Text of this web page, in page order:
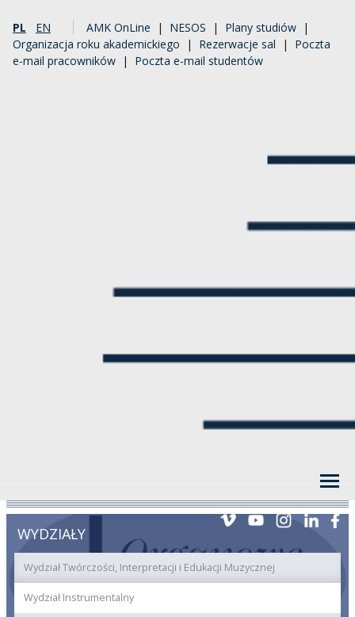
PL EN AMK OnLine | NESOS | Plany studiów |
Organizacja roku akademickiego | Rezerwacje sal | Poczta
e-mail pracowników | Poczta e-mail studentów
WYDZIAŁY
Wydział Twórczości, Interpretacji i Edukacji Muzycznej
Wydział Instrumentalny